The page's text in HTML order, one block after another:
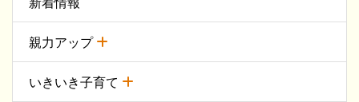
親力アップ
いきいき子育て